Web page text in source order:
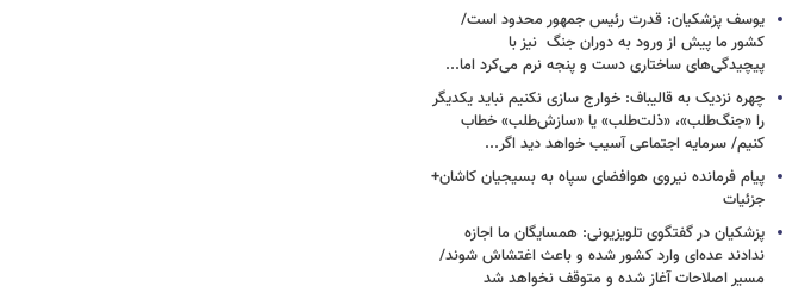
یوسف پزشکیان: قدرت رئیس‌ جمهور محدود است/
کشور ما پیش از ورود به دوران جنگ نیز با
پیچیدگی‌های ساختاری دست و پنجه نرم می‌کرد اما...
چهره نزدیک به قالیباف: خوارج سازی نکنیم نباید یکدیگر
را «جنگ‌طلب»، «ذلت‌طلب» یا «سازش‌طلب» خطاب
کنیم/ سرمایه اجتماعی آسیب خواهد دید اگر...
پیام فرمانده نیروی هوافضای سپاه به بسیجیان کاشان+
جزئیات
پزشکیان در گفتگوی تلویزیونی: همسایگان ما اجازه
ندادند عده‌ای وارد کشور شده و باعث اغتشاش شوند/
مسیر اصلاحات آغاز شده و متوقف نخواهد شد